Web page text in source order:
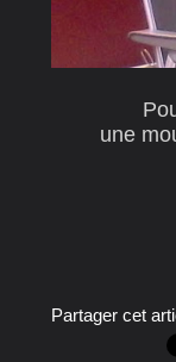
une
Partager cet